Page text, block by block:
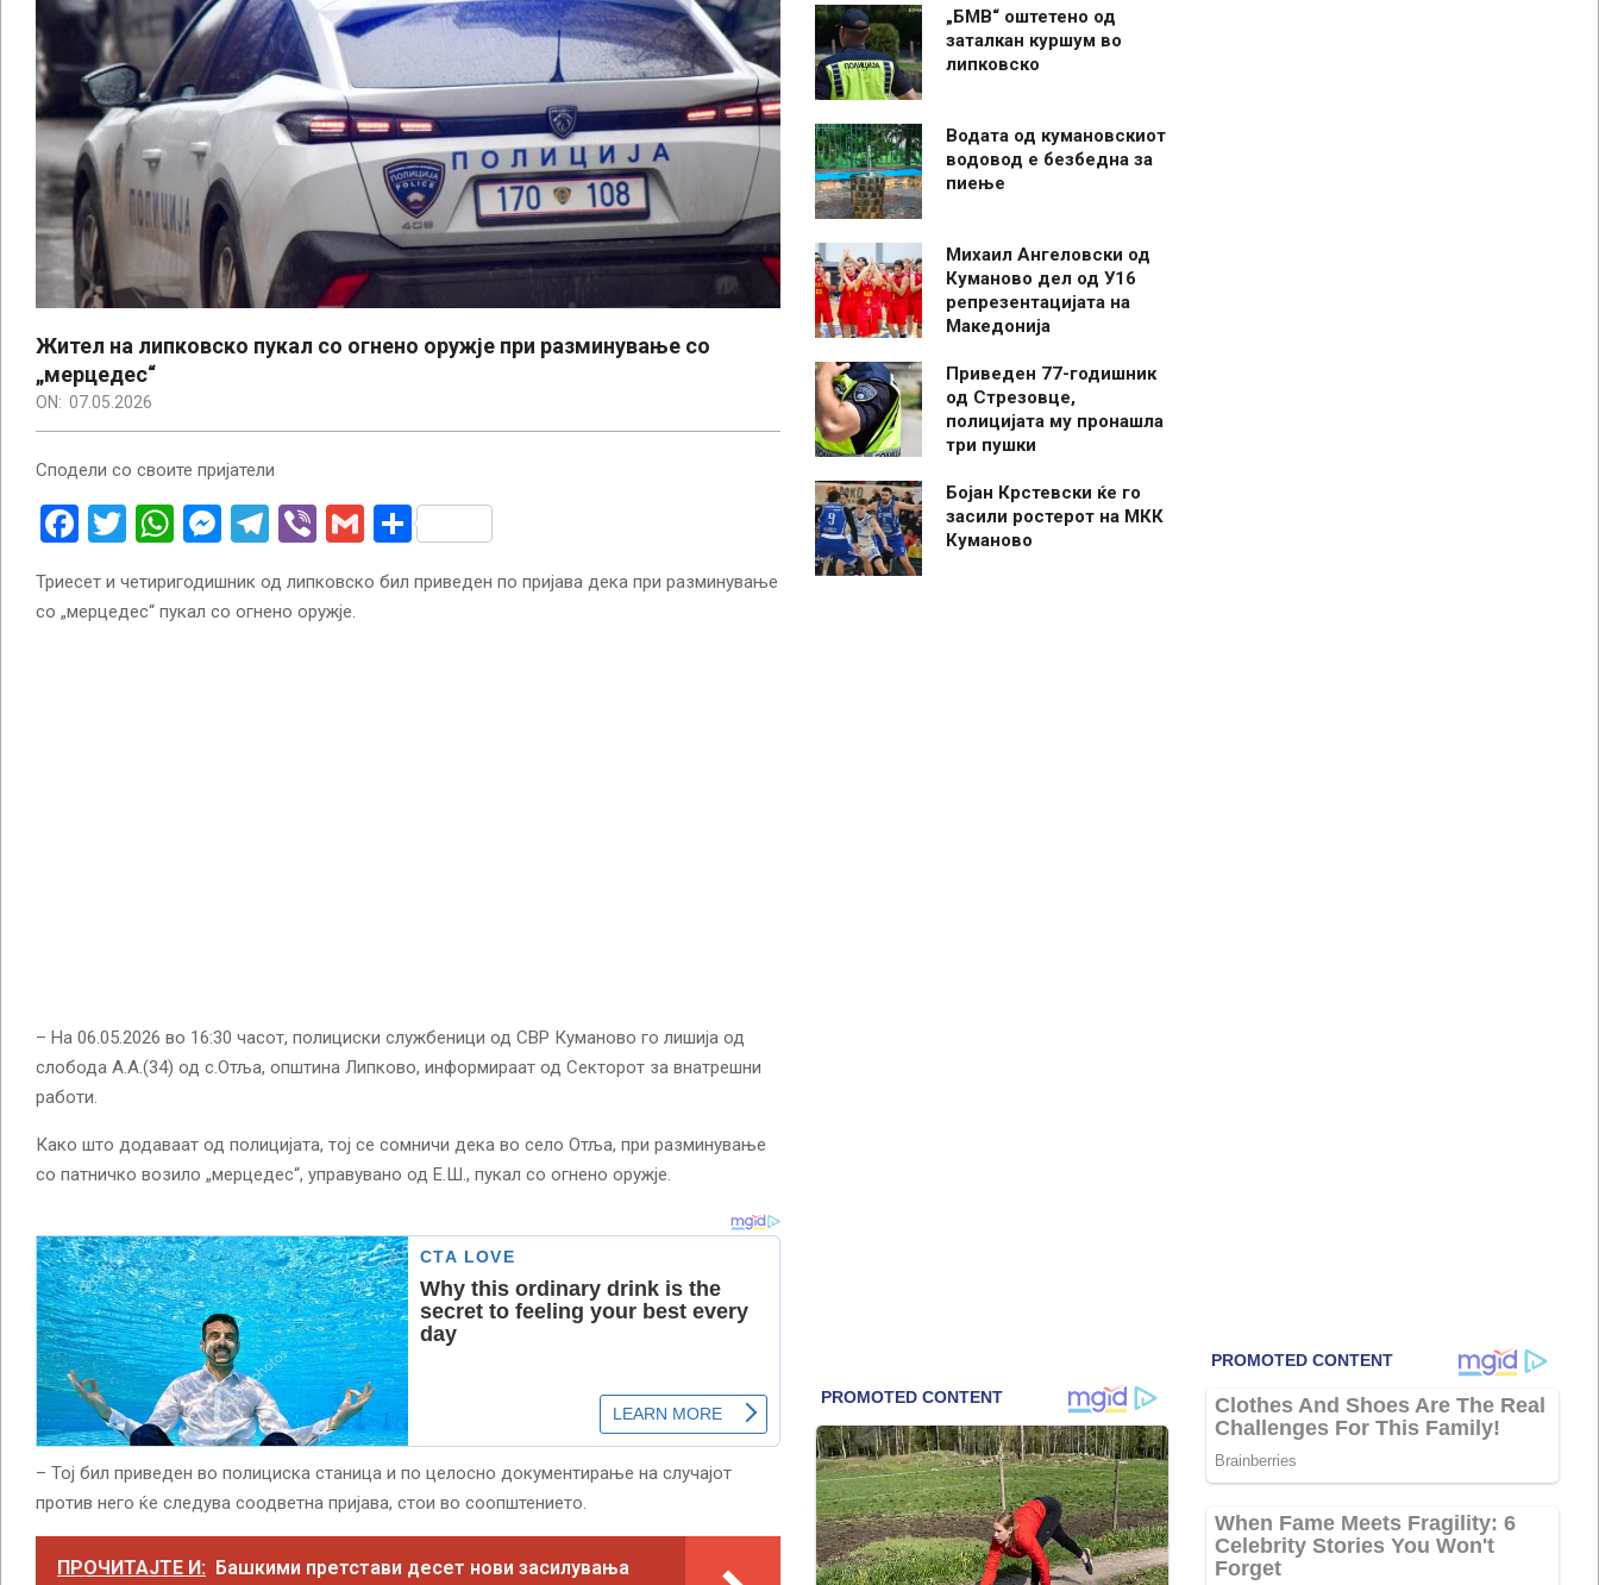
Жител на липковско пукал со огнено оружје при разминување со
„мерцедес“
ON: 07.05.2026
Сподели со своите пријатели
Facebook
Twitter
WhatsApp
Messenger
Telegram
ViberGmailShare
Триесет и четиригодишник од липковско бил приведен по пријава дека при разминување
со „мерцедес“ пукал со огнено оружје.
– На 06.05.2026 во 16:30 часот, полициски службеници од СВР Куманово го лишиja од
слобода А.А.(34) од с.Отља, oпштина Липково, информираат од Секторот за внатрешни
работи.
Како што додаваат од полицијата, тој се сомничи дека во село Отља, при разминување
со патничко возило „мерцедес“, управувано од Е.Ш., пукал со огнено оружје.
– Тој бил приведен во полициска станица и по целосно документирање на случајот
против него ќе следува соодветна пријава, стои во соопштението.
ПРОЧИТАЈТЕ И: Башкими претстави десет нови засилувања
„БМВ“ оштетено од
заталкан куршум во
липковско
Водата од кумановскиот
водовод е безбедна за
пиење
Михаил Ангеловски од
Куманово дел од У16
репрезентацијата на
Македонија
Приведен 77-годишник
од Стрезовце,
полицијата му пронашла
три пушки
Бојан Крстевски ќе го
засили ростерот на МКК
Куманово